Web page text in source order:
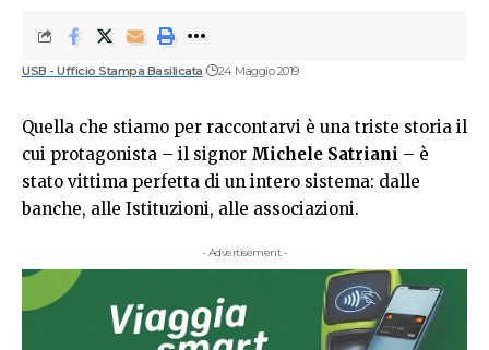
USB - Ufficio Stampa Basilicata 24 Maggio 2019
Quella che stiamo per raccontarvi è una triste storia il
cui protagonista – il signor Michele Satriani – è
stato vittima perfetta di un intero sistema: dalle
banche, alle Istituzioni, alle associazioni.
- Advertisement -